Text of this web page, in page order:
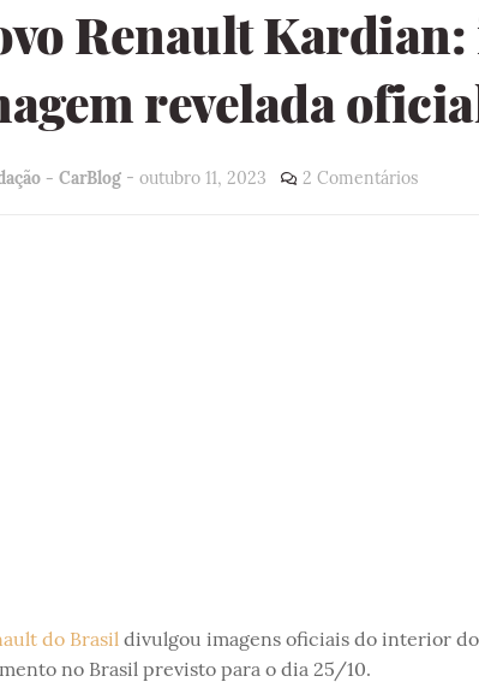
Renault
revelada
- CarBlog - outubro 11, 2023 2 Comentários
do Brasildivulgou imagens oficiais do interior do
no Brasil previsto para o dia 25/10.